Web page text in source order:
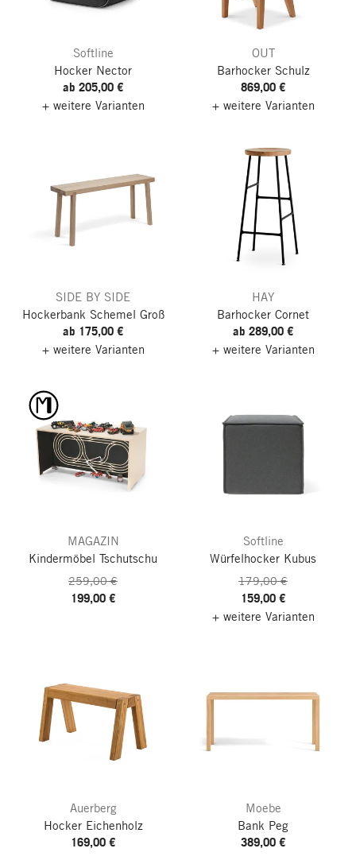
Softline
Hocker Nector
ab 205,00 €
+ weitere Varianten
OUT
Barhocker Schulz
869,00 €
+ weitere Varianten
SIDE BY SIDE
Hockerbank Schemel Groß
ab 175,00 €
+ weitere Varianten
HAY
Barhocker Cornet
ab 289,00 €
+ weitere Varianten
MAGAZIN
Kindermöbel Tschutschu
259,00 €
199,00 €
Softline
Würfelhocker Kubus
179,00 €
159,00 €
+ weitere Varianten
Auerberg
Hocker Eichenholz
169,00 €
Moebe
Bank Peg
389,00 €